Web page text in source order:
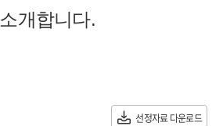
소개합니다.
선정자료 다운로드